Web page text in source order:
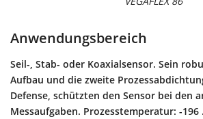
Anwendungsbereich
Seil-, Stab- oder Koaxialsensor. Sein
Aufbau und die zweite
Defense, schützten den Sensor bei den
Messaufgaben. Prozesstemperatur: -196